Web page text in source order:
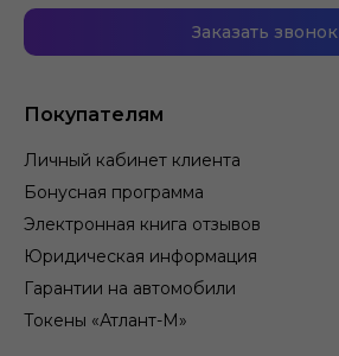
Покупателям
Личный кабинет клиента
Бонусная программа
Электронная книга отзывов
Юридическая информация
Гарантии на автомобили
Токены «Атлант-М»
Заказать звонок